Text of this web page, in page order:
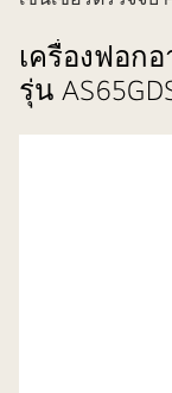
เครื่องฟอกอ
รุ่น